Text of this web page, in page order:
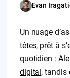
Posted
Evan
Un nuage
têtes, prêt à
quotidien :
digital, tandis